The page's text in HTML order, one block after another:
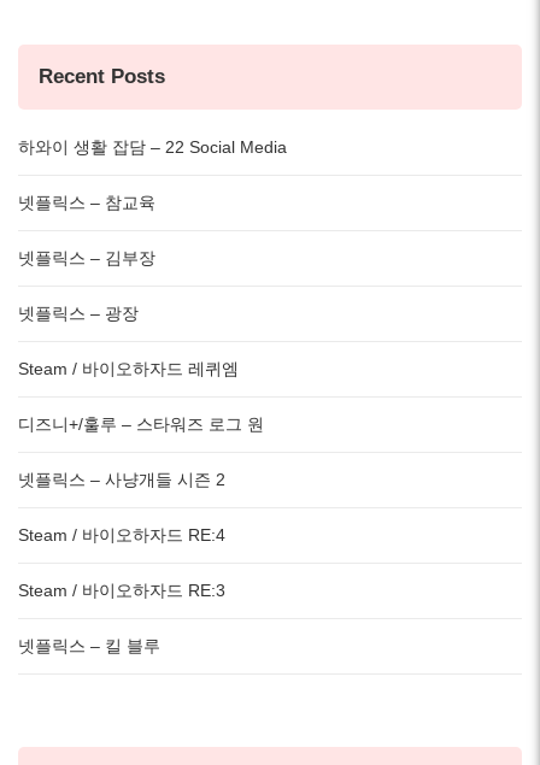
Recent Posts
하와이 생활 잡담 – 22 Social Media
넷플릭스 – 참교육
넷플릭스 – 김부장
넷플릭스 – 광장
Steam / 바이오하자드 레퀴엠
디즈니+/훌루 – 스타워즈 로그 원
넷플릭스 – 사냥개들 시즌 2
Steam / 바이오하자드 RE:4
Steam / 바이오하자드 RE:3
넷플릭스 – 킬 블루